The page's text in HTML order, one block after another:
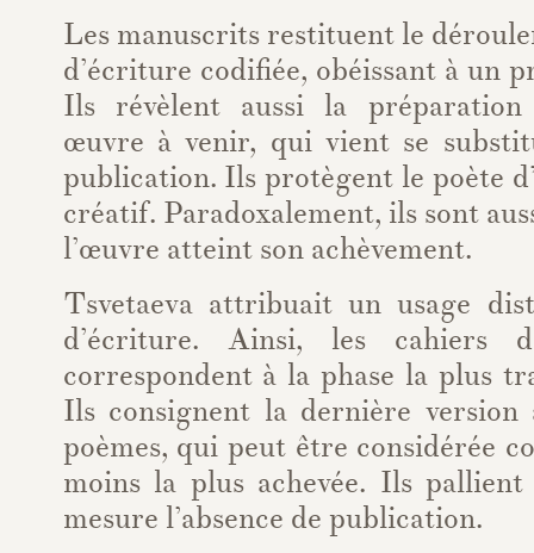
Les manuscrits restituent le
d’écriture codifiée, obéissant à un
Ils révèlent aussi la préparation
œuvre à venir, qui vient se
publication. Ils protègent le poète
créatif. Paradoxalement, ils sont
l’œuvre atteint son achèvement.
Tsvetaeva attribuait un usage
d’écriture. Ainsi, les cahiers
correspondent à la phase la plus
Ils consignent la dernière version
poèmes, qui peut être considérée
moins la plus achevée. Ils
mesure l’absence de publication.